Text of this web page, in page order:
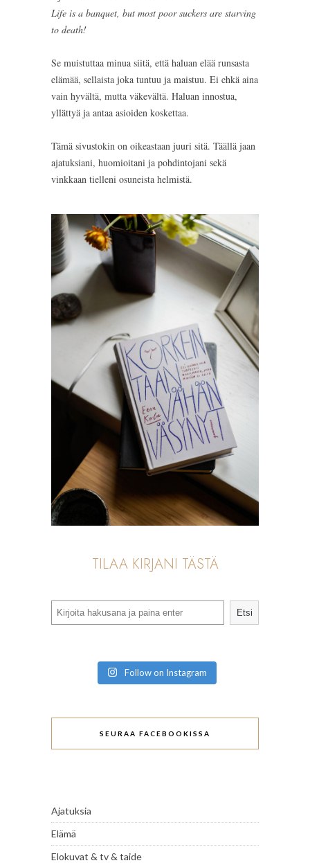
Life is a banquet, but most poor suckers are starving
to death!
Se muistuttaa minua siitä, että haluan elää runsasta
elämää, sellaista joka tuntuu ja maistuu. Ei ehkä aina
vain hyvältä, mutta väkevältä. Haluan innostua,
yllättyä ja antaa asioiden koskettaa.
Tämä sivustokin on oikeastaan juuri sitä. Täällä jaan
ajatuksiani, huomioitani ja pohdintojani sekä
vinkkaan tielleni osuneista helmistä.
TILAA KIRJANI TÄSTÄ
Etsi
Follow on Instagram
SEURAA FACEBOOKISSA
Ajatuksia
Elämä
Elokuvat & tv & taide